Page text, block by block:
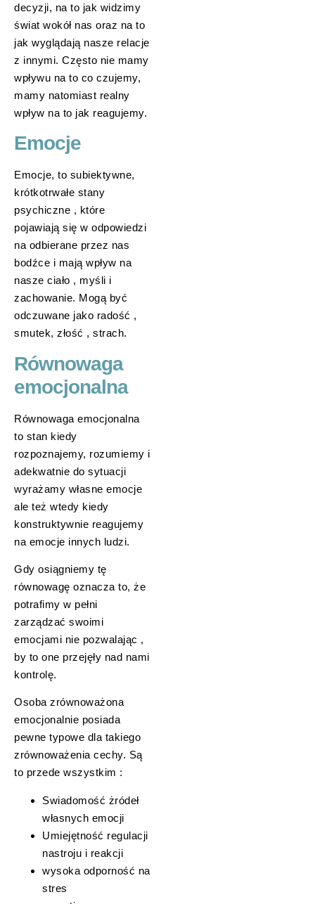
decyzji, na to jak widzimy
świat wokół nas oraz na to
jak wyglądają nasze relacje
z innymi. Często nie mamy
wpływu na to co czujemy,
mamy natomiast realny
wpływ na to jak reagujemy.
Emocje
Emocje, to subiektywne,
krótkotrwałe stany
psychiczne , które
pojawiają się w odpowiedzi
na odbierane przez nas
bodźce i mają wpływ na
nasze ciało , myśli i
zachowanie. Mogą być
odczuwane jako radość ,
smutek, złość , strach.
Równowaga
emocjonalna
Równowaga emocjonalna
to stan kiedy
rozpoznajemy, rozumiemy i
adekwatnie do sytuacji
wyrażamy własne emocje
ale też wtedy kiedy
konstruktywnie reagujemy
na emocje innych ludzi.
Gdy osiągniemy tę
równowagę oznacza to, że
potrafimy w pełni
zarządzać swoimi
emocjami nie pozwalając ,
by to one przejęły nad nami
kontrolę.
Osoba zrównoważona
emocjonalnie posiada
pewne typowe dla takiego
zrównoważenia cechy. Są
to przede wszystkim :
Swiadomość żródeł
własnych emocji
Umiejętność regulacji
nastroju i reakcji
wysoka odporność na
stres